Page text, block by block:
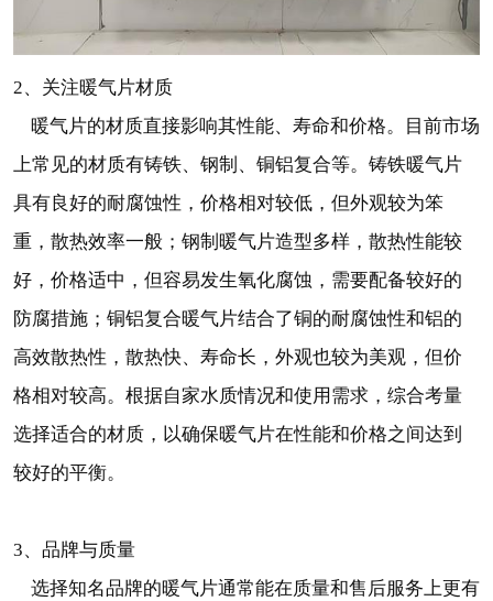
2、关注暖气片材质
暖气片的材质直接影响其性能、寿命和价格。目前市场
上常见的材质有铸铁、钢制、铜铝复合等。铸铁暖气片
具有良好的耐腐蚀性，价格相对较低，但外观较为笨
重，散热效率一般；钢制暖气片造型多样，散热性能较
好，价格适中，但容易发生氧化腐蚀，需要配备较好的
防腐措施；铜铝复合暖气片结合了铜的耐腐蚀性和铝的
高效散热性，散热快、寿命长，外观也较为美观，但价
格相对较高。根据自家水质情况和使用需求，综合考量
选择适合的材质，以确保暖气片在性能和价格之间达到
较好的平衡。
3、品牌与质量
选择知名品牌的暖气片通常能在质量和售后服务上更有